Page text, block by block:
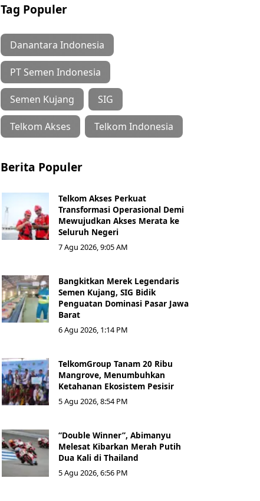
Tag Populer
Danantara Indonesia
PT Semen Indonesia
Semen Kujang SIG
Telkom Akses Telkom Indonesia
Berita Populer
Telkom Akses Perkuat
Transformasi Operasional Demi
Mewujudkan Akses Merata ke
Seluruh Negeri
7 Agu 2026, 9:05 AM
Bangkitkan Merek Legendaris
Semen Kujang, SIG Bidik
Penguatan Dominasi Pasar Jawa
Barat
6 Agu 2026, 1:14 PM
TelkomGroup Tanam 20 Ribu
Mangrove, Menumbuhkan
Ketahanan Ekosistem Pesisir
5 Agu 2026, 8:54 PM
“Double Winner”, Abimanyu
Melesat Kibarkan Merah Putih
Dua Kali di Thailand
5 Agu 2026, 6:56 PM